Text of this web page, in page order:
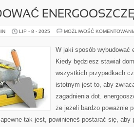
LIP - 8 - 2025 MOŻLIWOŚĆ
W jaki sposób wybudować
Kiedy będziesz stawiał
wszystkich przypadkach
istotnym jest to, aby
zagadnienia dot.
że jeżeli bardzo poważnie
tak jest, powinieneś postarać się,